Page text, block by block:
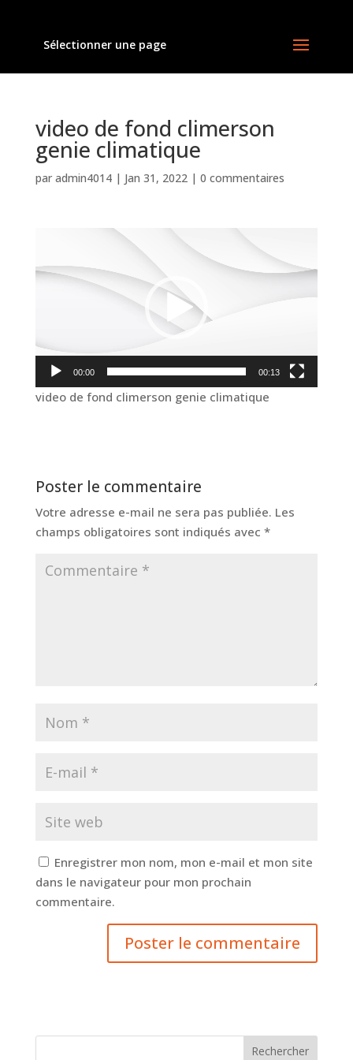
Sélectionner une page
video de fond climerson
genie climatique
par admin4014| Jan 31, 2022| 0 commentaires
00:00 00:13
video de fond climerson genie climatique
Poster le commentaire
Votre adresse e-mail ne sera pas publiée. Les
champs obligatoires sont indiqués avec *
Enregistrer mon nom, mon e-mail et mon site
dans le navigateur pour mon prochain
commentaire.